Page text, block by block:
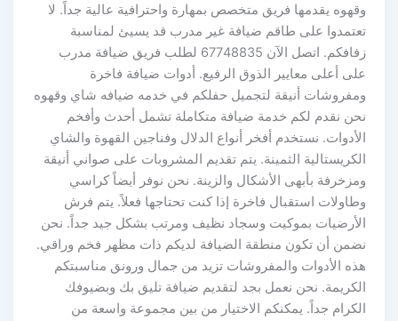
وقهوه يقدمها فريق متخصص بمهارة واحترافية عالية جداً. لا
تعتمدوا على طاقم ضيافة غير مدرب قد يسيئ لمناسبة
زفافكم. اتصل الآن 67748835 لطلب فريق ضيافة مدرب
على أعلى معايير الذوق الرفيع. أدوات ضيافة فاخرة
ومفروشات أنيقة لتجميل حفلكم في خدمه ضيافه شاي وقهوه
نحن نقدم لكم خدمة ضيافة متكاملة تشمل أحدث وأفخم
الأدوات. نستخدم أفخر أنواع الدلال وفناجين القهوة والشاي
الكريستالية الثمينة. يتم تقديم المشروبات على صواني أنيقة
ومزخرفة بأبهى الأشكال والزينة. نحن نوفر أيضاً كراسي
وطاولات استقبال فاخرة إذا كنت تحتاجها فعلاً. يتم فرش
الأرضيات بموكيت وسجاد نظيف ومرتب بشكل جيد جداً. نحن
نضمن أن تكون منطقة الضيافة لديكم ذات مظهر فخم وراقي.
هذه الأدوات والمفروشات تزيد من جمال ورونق مناسبتكم
الكريمة. نحن نعمل بجد لتقديم ضيافة تليق بك وبضيوفك
الكرام جداً. يمكنكم الاختيار من بين مجموعة واسعة من